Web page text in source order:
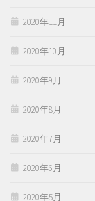
2020年11月
2020年10月
2020年9月
2020年8月
2020年7月
2020年6月
2020年5月